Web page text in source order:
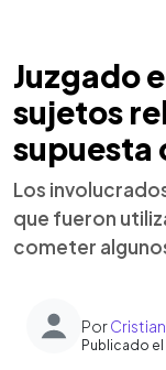
Juzgado
sujetos
supuesta
Los
que fueron
cometer
Por
Publicado